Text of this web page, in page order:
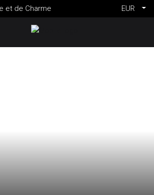
et de Charme EUR